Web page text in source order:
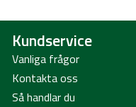
Kundservice
Vanliga frågor
Kontakta oss
Så handlar du